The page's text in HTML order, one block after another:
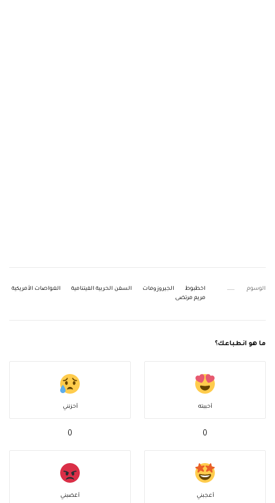
الوسوم اخطبوط الجيروزومات السفن الحربية الفيتنامية
الغواصات الأمريكية
مريم مرتضى
ما هو انطباعك؟
أحببته
0
أحزنني
0
أعجبني أغضبني